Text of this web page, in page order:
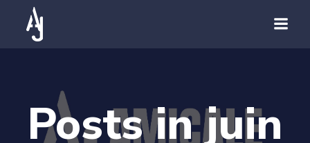
Posts in juin